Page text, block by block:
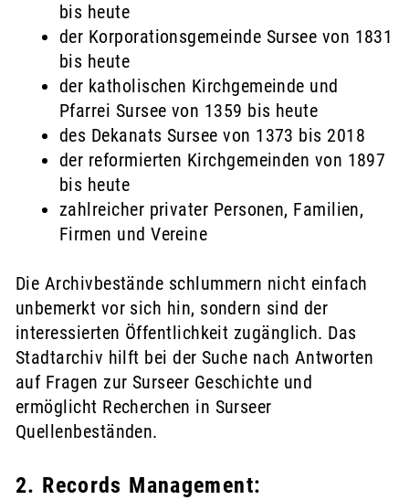
bis heute
der Korporationsgemeinde Sursee von 1831
bis heute
der katholischen Kirchgemeinde und
Pfarrei Sursee von 1359 bis heute
des Dekanats Sursee von 1373 bis 2018
der reformierten Kirchgemeinden von 1897
bis heute
zahlreicher privater Personen, Familien,
Firmen und Vereine
Die Archivbestände schlummern nicht einfach
unbemerkt vor sich hin, sondern sind der
interessierten Öffentlichkeit zugänglich. Das
Stadtarchiv hilft bei der Suche nach Antworten
auf Fragen zur Surseer Geschichte und
ermöglicht Recherchen in Surseer
Quellenbeständen.
2. Records Management: